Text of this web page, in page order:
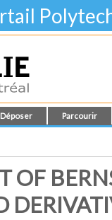
Déposer Parcourir
OF